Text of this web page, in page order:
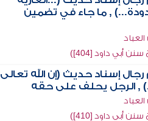
, ما جاء في تضمين
أبي داود [404])
رجال إسناد حديث (إن الله تعالى
, الرجل يحلف على حقه
أبي داود [410])